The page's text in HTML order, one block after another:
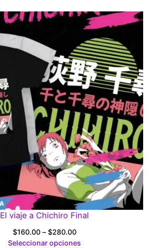
El viaje a Chichiro Final
$160.00 – $280.00Price
range:
Seleccionar opciones